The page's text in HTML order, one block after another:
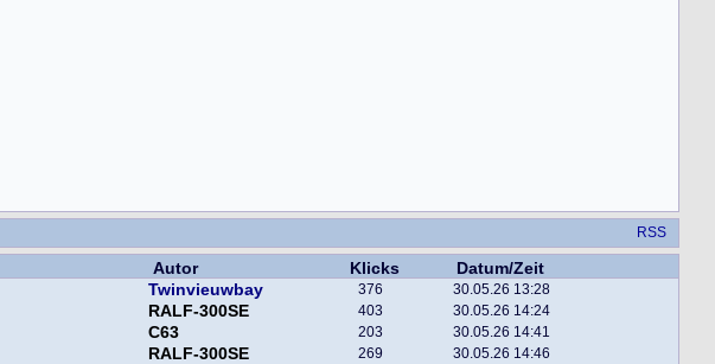
RSS
Autor Klicks
Datum/Zeit
Twinvieuwbay 376 30.05.26 13:28
RALF-300SE 403 30.05.26 14:24
C63 203 30.05.26 14:41
RALF-300SE 269 30.05.26 14:46